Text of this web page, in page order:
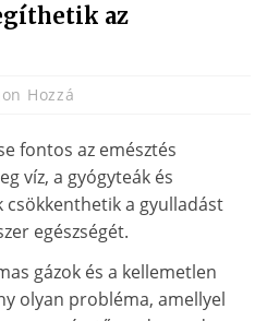
az
Hozzá
fontos az emésztés
víz, a gyógyteák és
csökkenthetik a gyulladást
egészségét.
gázok és a kellemetlen
olyan probléma, amellyel